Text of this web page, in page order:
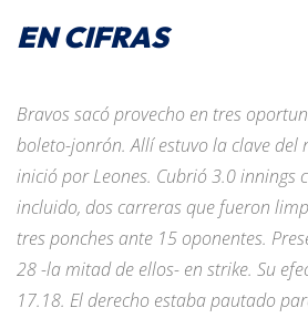
EN CIFRAS
Bravos sacó provecho en tres
boleto-jonrón. Allí estuvo la clave del
inició por Leones. Cubrió 3.0 innings
incluido, dos carreras que fueron
tres ponches ante 15 oponentes.
28 -la mitad de ellos- en strike. Su
17.18. El derecho estaba pautado